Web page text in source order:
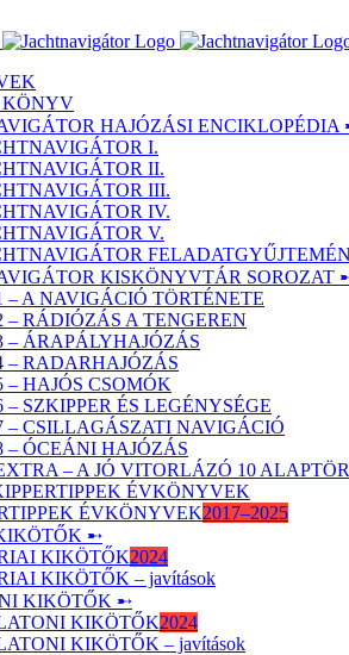
HAJÓZÁSI ENCIKLOPÉDIA
I.
II.
III.
IV.
V.
KISKÖNYVTÁR SOROZAT
– A NAVIGÁCIÓ TÖRTÉNETE
– RÁDIÓZÁS A TENGEREN
– ÁRAPÁLYHAJÓZÁS
– RADARHAJÓZÁS
– HAJÓS CSOMÓK
– SZKIPPER ÉS LEGÉNYSÉGE
– CSILLAGÁSZATI NAVIGÁCIÓ
– ÓCEÁNI HAJÓZÁS
– A JÓ VITORLÁZÓ 10
ÉVKÖNYVEK
ÉVKÖNYVEK2017–2025
➸
KIKÖTŐK2024
KIKÖTŐK – javítások
KIKÖTŐK ➸
KIKÖTŐK2024
KIKÖTŐK – javítások